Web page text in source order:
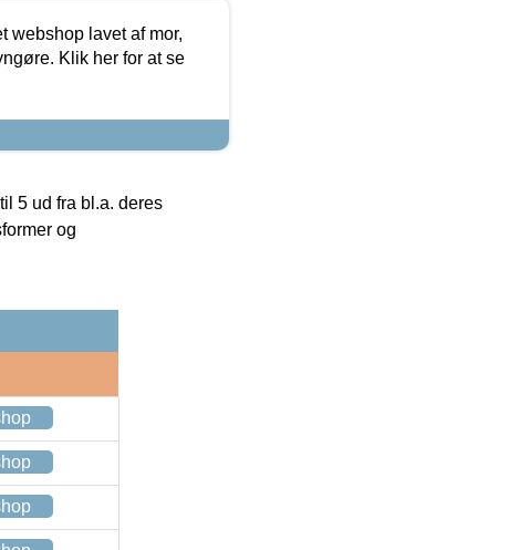
webshop lavet af mor,
Klik her for at se
5 ud fra bl.a. deres
og